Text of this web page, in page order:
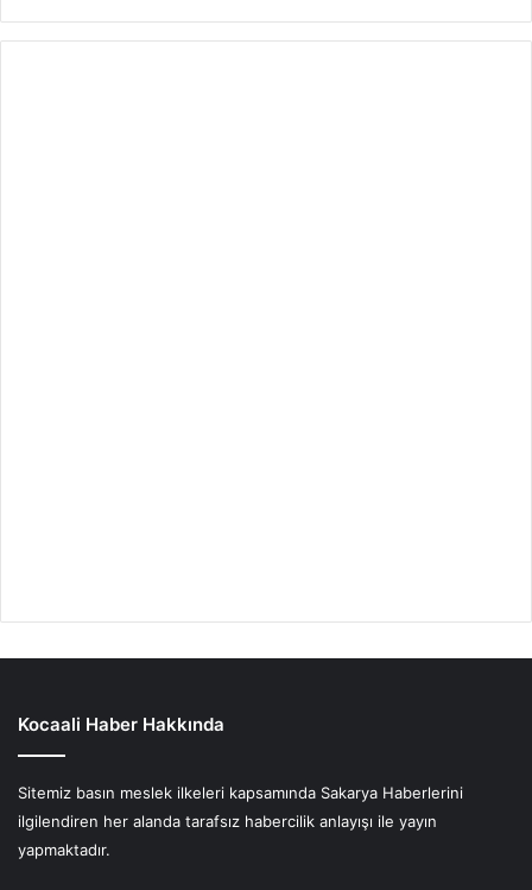
Kocaali Haber Hakkında
Sitemiz basın meslek ilkeleri kapsamında Sakarya Haberlerini
ilgilendiren her alanda tarafsız habercilik anlayışı ile yayın
yapmaktadır.